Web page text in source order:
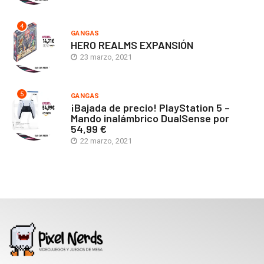
4
GANGAS
HERO REALMS EXPANSIÓN
23 marzo, 2021
5 GANGAS
¡Bajada de precio! PlayStation 5 –
Mando inalámbrico DualSense por
54,99 €
22 marzo, 2021